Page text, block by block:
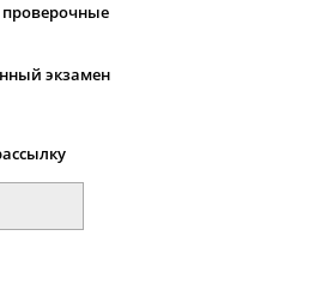
проверочные
экзамен